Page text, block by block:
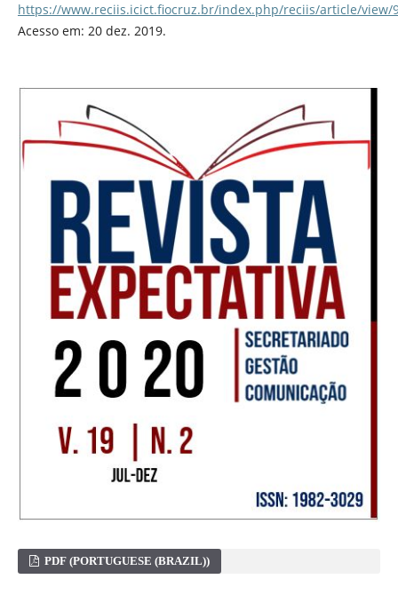
https://www.reciis.icict.fiocruz.br/index.php/reciis/article/view/
Acesso em: 20 dez. 2019.
PDF (PORTUGUESE (BRAZIL))